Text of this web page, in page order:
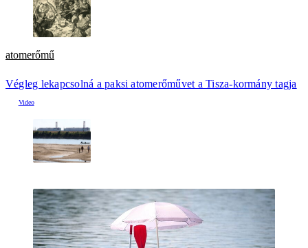
atomerőmű
Végleg lekapcsolná a paksi atomerőművet a Tisza-kormány tagja